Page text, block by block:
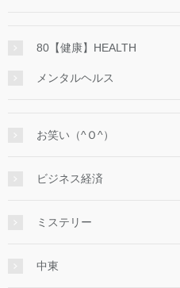
80【健康】HEALTH
メンタルヘルス
お笑い（^Ｏ^）
ビジネス経済
ミステリー
中東